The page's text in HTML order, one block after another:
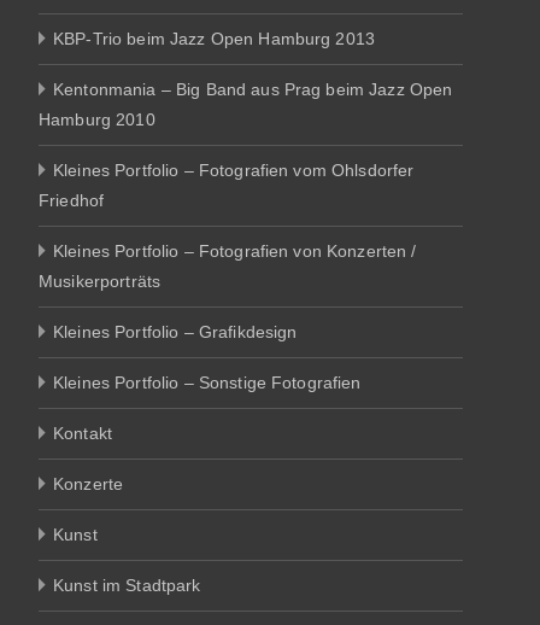
KBP-Trio beim Jazz Open Hamburg 2013
Kentonmania – Big Band aus Prag beim Jazz Open
Hamburg 2010
Kleines Portfolio – Fotografien vom Ohlsdorfer
Friedhof
Kleines Portfolio – Fotografien von Konzerten /
Musikerporträts
Kleines Portfolio – Grafikdesign
Kleines Portfolio – Sonstige Fotografien
Kontakt
Konzerte
Kunst
Kunst im Stadtpark